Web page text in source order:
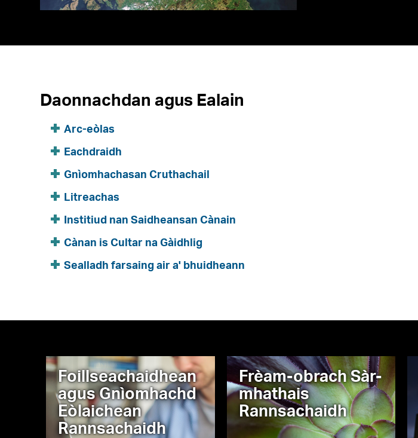
Daonnachdan agus Ealain
Arc-eòlas
Eachdraidh
Gnìomhachasan Cruthachail
Litreachas
Institiud nan Saidheansan Cànain
Cànan is Cultar na Gàidhlig
Sealladh farsaing air a' bhuidheann
Foillseachaidhean
agus Gnìomhachd
Eòlaichean
Rannsachaidh
Frèam-obrach Sàr-
mhathais
Rannsachaidh